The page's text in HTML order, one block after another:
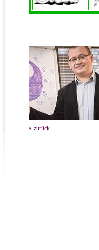
zurück